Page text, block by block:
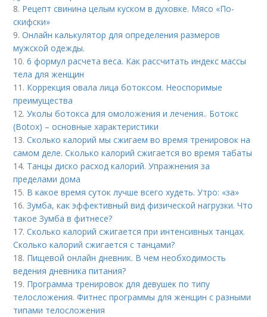
8. Рецепт свинина целым куском в духовке. Мясо «По-
скифски»
9.Онлайн калькулятор для определения размеров
мужской одежды.
10.6 формул расчета веса. Как рассчитать индекс массы
тела для женщин
11. Коррекция овала лица ботоксом. Неоспоримые
преимущества
12.Уколы ботокса для омоложения и лечения.. Ботокс
(Botox) – основные характеристики
13.Сколько калорий мы сжигаем во время тренировок на
самом деле. Сколько калорий сжигается во время табаты
14. Танцы диско расход калорий. Упражнения за
пределами дома
15. В какое время суток лучше всего худеть. Утро: «за»
16.Зумба, как эффективный вид физической нагрузки. Что
такое Зумба в фитнесе?
17.Сколько калорий сжигается при интенсивных танцах.
Сколько калорий сжигается с танцами?
18. Пищевой онлайн дневник. В чем необходимость
ведения дневника питания?
19. Программа тренировок для девушек по типу
телосложения. Фитнес программы для женщин с разными
типами телосложения